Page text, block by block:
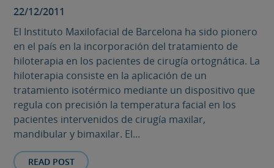
22/12/2011
El Instituto Maxilofacial de Barcelona ha sido pionero
en el país en la incorporación del tratamiento de
hiloterapia en los pacientes de cirugía ortognática. La
hiloterapia consiste en la aplicación de un
tratamiento isotérmico mediante un dispositivo que
regula con precisión la temperatura facial en los
pacientes intervenidos de cirugía maxilar,
mandibular y bimaxilar. El...
READ POST